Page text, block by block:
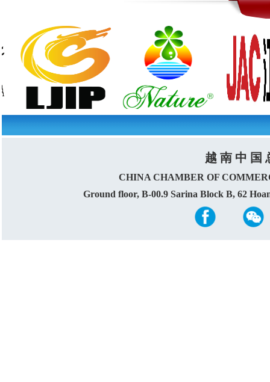
越 南 中 国
CHINA CHAMBER OF
Ground floor, B-00.9 Sarina Block B, 62